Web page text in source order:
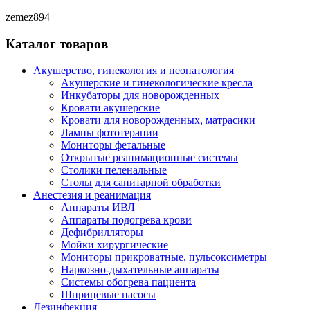
zemez894
Каталог товаров
Акушерство, гинекология и неонатология
Акушерские и гинекологические креслa
Инкубаторы для новорожденных
Кровати акушерские
Кровати для новорожденных, матрасики
Лампы фототерапии
Мониторы фетальные
Открытые реанимационные системы
Столики пеленальные
Столы для санитарной обработки
Анестезия и реанимация
Аппараты ИВЛ
Аппараты подогрева крови
Дефибрилляторы
Мойки хирургические
Мониторы прикроватные, пульсоксиметры
Наркозно-дыхательные аппараты
Системы обогрева пациента
Шприцевые насосы
Дезинфекция